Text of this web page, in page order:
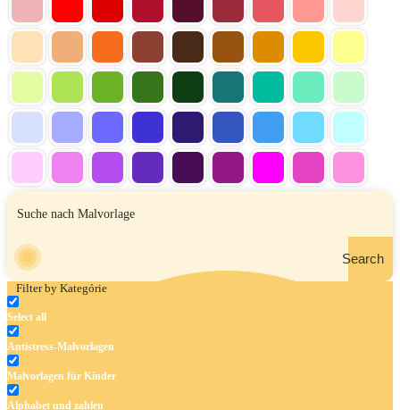
Search
Filter by Kategórie
Select all
Antistress-Malvorlagen
Malvorlagen für Kinder
Alphabet und zahlen